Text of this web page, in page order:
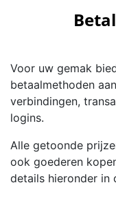
Voor uw gemak
betaalmethoden
verbindingen,
logins.
Alle getoonde
ook goederen
details hieronder in